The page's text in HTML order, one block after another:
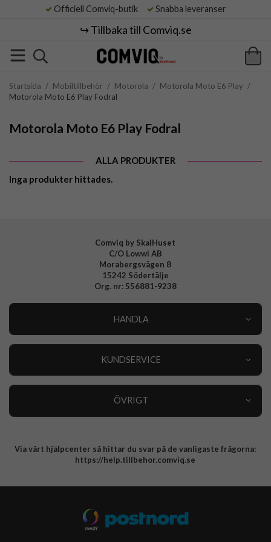
Officiell Comviq-butik Snabba leveranser
↪️ Tillbaka till Comviq.se
Startsida / Mobiltillbehör / Motorola / Motorola Moto E6 Play /
Motorola Moto E6 Play Fodral
Motorola Moto E6 Play Fodral
ALLA PRODUKTER
Inga produkter hittades.
Comviq by SkalHuset
C/O Lowwi AB
Morabergsvägen 8
15242 Södertälje
Org. nr: 556881-9238
HANDLA
KUNDSERVICE
ÖVRIGT
Integritetspolicy
Via vårt hjälpcenter så hittar du svar på de vanligaste frågorna:
https://help.tillbehor.comviq.se